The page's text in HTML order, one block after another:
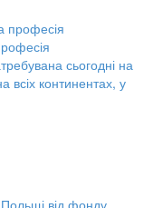
сьогодні на
всіх континентах, у